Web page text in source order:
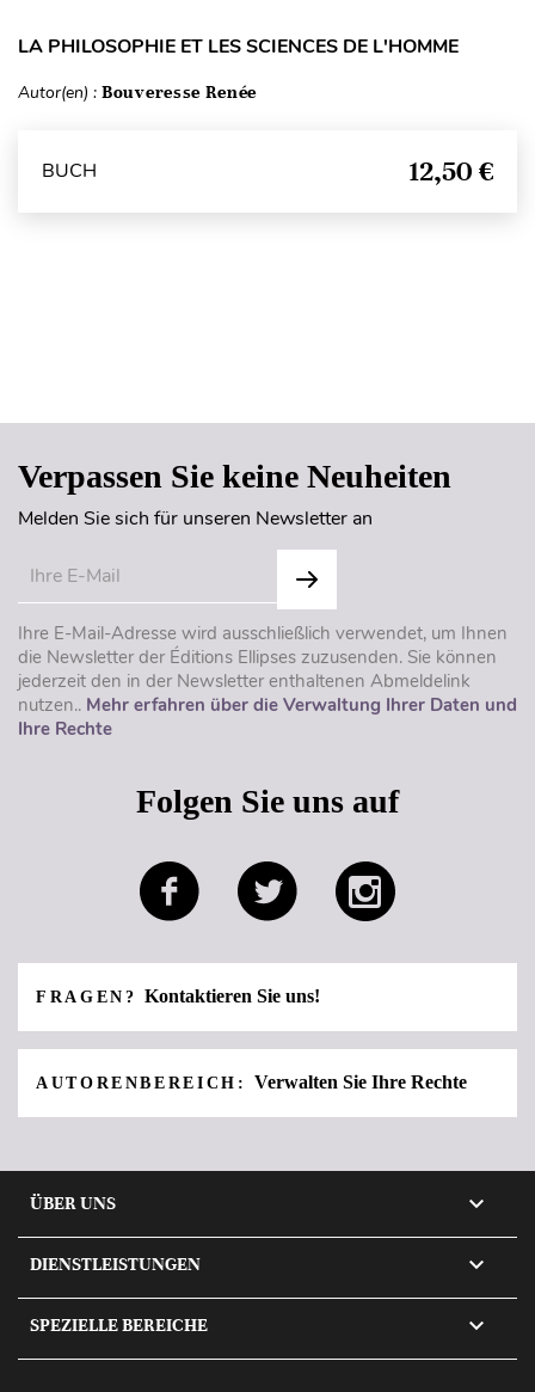
LA PHILOSOPHIE ET LES SCIENCES DE L'HOMME
Autor(en) : Bouveresse Renée
BUCH 12,50 €
Verpassen Sie keine Neuheiten
Melden Sie sich für unseren Newsletter an
Ihre E-Mail-Adresse wird ausschließlich verwendet, um Ihnen
die Newsletter der Éditions Ellipses zuzusenden. Sie können
jederzeit den in der Newsletter enthaltenen Abmeldelink
nutzen.. Mehr erfahren über die Verwaltung Ihrer Daten und
Ihre Rechte
Folgen Sie uns auf
FRAGEN? Kontaktieren Sie uns!
AUTORENBEREICH: Verwalten Sie Ihre Rechte
ÜBER UNS 
DIENSTLEISTUNGEN 
SPEZIELLE BEREICHE 